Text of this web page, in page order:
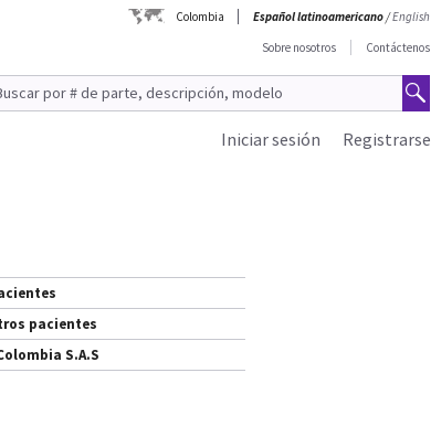
Colombia Español latinoamericano/English
Sobre nosotros
Contáctenos
Registrarse
Iniciar sesión
pacientes
S.A.S